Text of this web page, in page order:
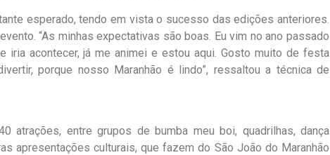
esperado, tendo em vista o sucesso das edições anteriores.
“As minhas expectativas são boas. Eu vim no ano passado
iria acontecer, já me animei e estou aqui. Gosto muito de festa
porque nosso Maranhão é lindo”, ressaltou a técnica de
atrações, entre grupos de bumba meu boi, quadrilhas, dança
apresentações culturais, que fazem do São João do Maranhão